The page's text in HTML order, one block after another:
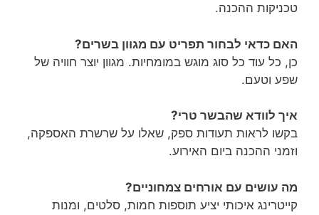
טכניקות ההכנה.
האם כדאי לבחור תפריט עם מגוון בשרים?
כן, כל עוד כל סוג מוגש במומחיות. מגוון יוצר חוויה של
שפע וטעם.
איך לוודא שהבשר טרי?
בקשו לראות תעודות ספק, שאלו על שרשרת האספקה,
וזמני ההכנה ביום האירוע.
מה עושים עם אורחים צמחוניים?
קייטרינג איכותי יציע תוספות חמות, סלטים, ומנות